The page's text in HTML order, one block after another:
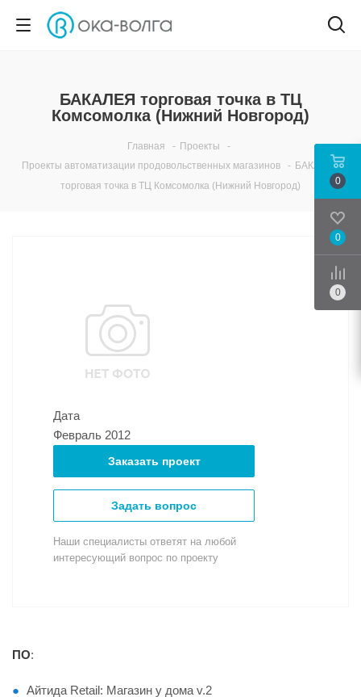
БАКАЛЕЯ торговая точка в ТЦ
Комсомолка (Нижний Новгород)
Главная - Проекты
-
Проекты автоматизации продовольственных магазинов
- БАКАЛЕЯ
торговая точка в ТЦ Комсомолка (Нижний Новгород)
Дата
Февраль 2012
Заказать проект
Задать вопрос
Наши специалисты ответят на любой
интересующий вопрос по проекту
ПО:
Айтида Retail: Магазин у дома v.2
0
0
0